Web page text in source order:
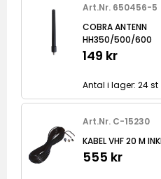
Art.Nr. 650456-5
COBRA ANTENN
HH350/500/600
149 kr
Antal i lager: 24 st
Art.Nr. C-15230
KABEL VHF 20 M
555 kr